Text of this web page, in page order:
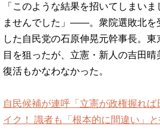
「このような結果を招いてしまい
ませんでした」――。衆院選敗北を
した自民党の石原伸晃元幹事長。
目を狙ったが、立憲・新人の吉田
復活もかなわなかった。
自民候補が連呼「立憲が政権握れば
イク！ 識者も「根本的に間違い」